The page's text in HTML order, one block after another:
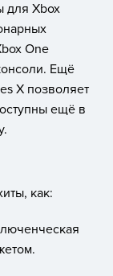
для Xbox
One
Ещё
X позволяет
ещё в
как: